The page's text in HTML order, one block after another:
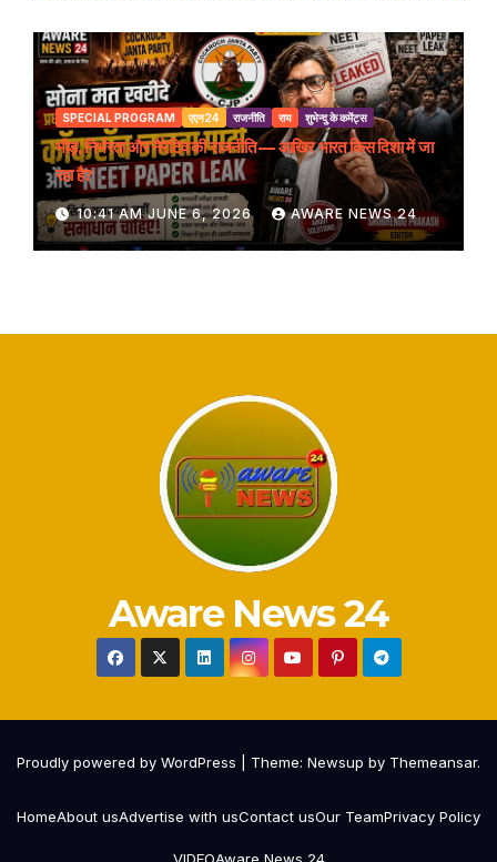
SPECIAL PROGRAM एएन24 राजनीति राय शुभेन्दु के कमेंट्स
भीड़, निर्भरता और नैरेटिव की राजनीति — आखिर भारत किस दिशा में जा
रहा है?
10:41 AM JUNE 6, 2026 AWARE NEWS 24
Aware News 24
Proudly powered by WordPress Theme: Newsup by Themeansar.
HomeAbout usAdvertise with usContact usOur TeamPrivacy Policy